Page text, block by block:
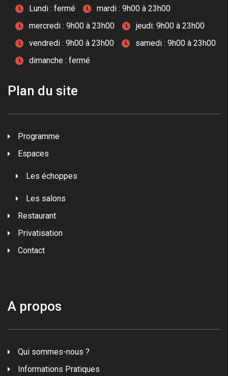
Lundi : fermé
mardi : 9h00 à 23h00
mercredi : 9h00 à 23h00
jeudi: 9h00 à 23h00
vendredi : 9h00 à 23h00
samedi : 9h00 à 23h00
dimanche : fermé
Plan du site
Programme
Espaces
Les échoppes
Les salons
Restaurant
Privatisation
Contact
A propos
Qui sommes-nous ?
Informations Pratiques